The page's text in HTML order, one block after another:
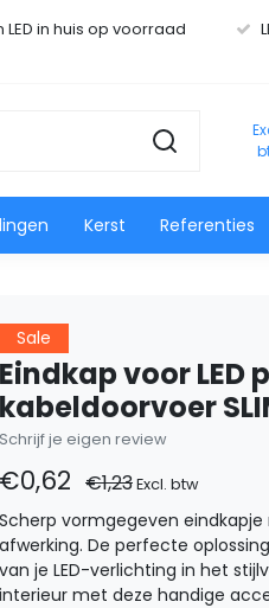
in huis op voorraad
Kerst Referenties
Sale
Eindkap voor LED
kabeldoorvoer
Schrijf je eigen review
€0,62 €1,23Excl. btw
Scherp vormgegeven
afwerking. De perfecte
van je LED-verlichting in het
interieur met deze handige